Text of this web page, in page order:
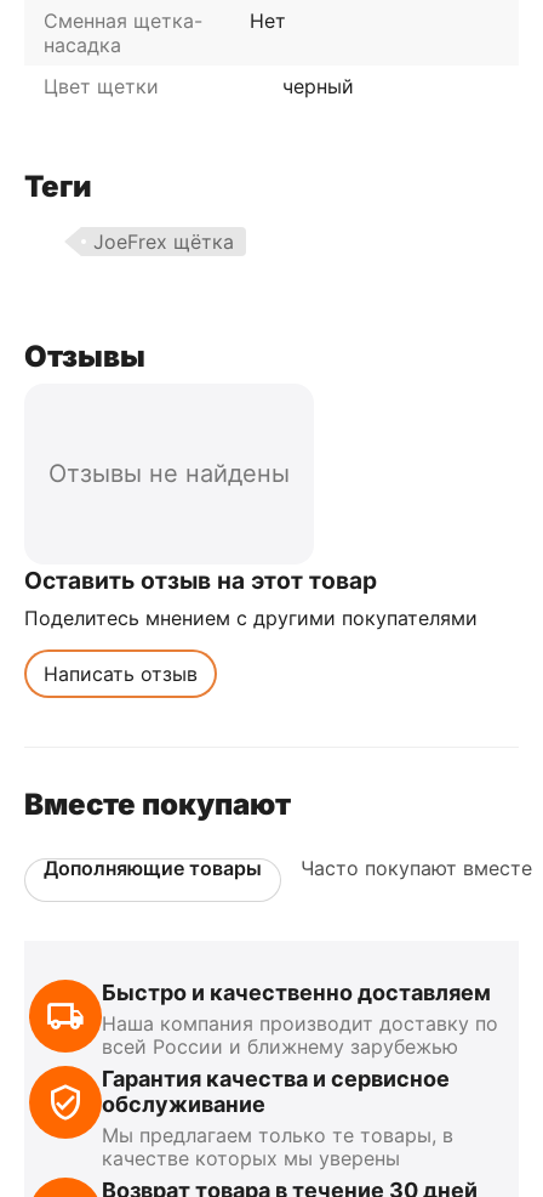
Сменная щетка-
насадка
Нет
Цвет щетки черный
Теги
JoeFrex щётка
Отзывы
Отзывы не найдены
Оставить отзыв на этот товар
Поделитесь мнением с другими покупателями
Написать отзыв
Вместе покупают
Дополняющие товары Часто покупают вместе
Быстро и качественно доставляем
Наша компания производит доставку по
всей России и ближнему зарубежью
Гарантия качества и сервисное
обслуживание
Мы предлагаем только те товары, в
качестве которых мы уверены
Возврат товара в течение 30 дней